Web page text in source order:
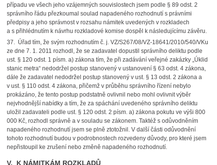
případu ve všech jeho vzájemných souvislostech jsem podle § 89 odst. 2
správního řádu přezkoumal soulad napadeného rozhodnutí s právními
předpisy a jeho správnost v rozsahu námitek uvedených v rozkladech
a s přihlédnutím k návrhu rozkladové komise dospěl k následujícímu závěru.
37. Úřad tím, že svým rozhodnutím č. j. VZ/S267/08/VZ-18641/2010/540/VKu
ze dne 7. 1. 2011 rozhodl, že se zadavatel dopustil správního deliktu podle
ust. § 120 odst. 1 písm. a) zákona tím, že při zadávání veřejné zakázky „Úklid
stanic metra“ nedodržel postup stanovený v ustanovení § 63 odst. 4 zákona,
dále že zadavatel nedodržel postup stanovený v ust. § 13 odst. 2 zákona a
v ust. § 110 odst. 4 zákona, přičemž v průběhu správního řízení nebylo
prokázáno, že tento postup podstatně ovlivnil nebo mohl ovlivnit výběr
nejvhodnější nabídky a tím, že za spáchání uvedeného správního deliktu
uložil zadavateli podle ust. § 120 odst. 2 písm. a) zákona pokutu ve výši 800
000 Kč, rozhodl správně a v souladu se zákonem. Taktéž s odůvodněním
napadeného rozhodnutí jsem se plně ztotožnil. V další části odůvodnění
tohoto rozhodnutí budou v podrobnostech rozvedeny důvody, pro které jsem
nepřistoupil ke zrušení nebo změně napadeného rozhodnutí.
V. K NÁMITKÁM ROZKLADŮ